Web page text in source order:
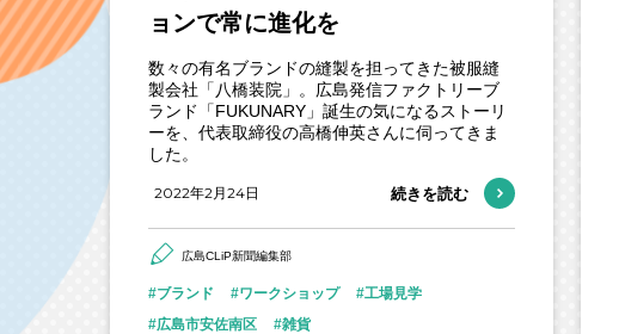
ョンで常に進化を
数々の有名ブランドの縫製を担ってきた被服縫
製会社「八橋装院」。広島発信ファクトリーブ
ランド「FUKUNARY」誕生の気になるストーリ
ーを、代表取締役の高橋伸英さんに伺ってきま
した。
2022年2月24日 続きを読む
広島CLiP新聞編集部
ブランド ワークショップ
工場見学
広島市安佐南区
雑貨